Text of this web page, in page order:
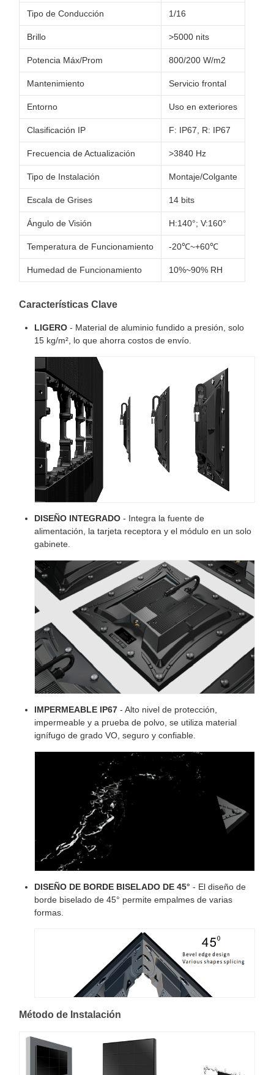
Tipo de Conducción 1/16
Brillo >5000 nits
Potencia Máx/Prom 800/200 W/m2
Mantenimiento Servicio frontal
Entorno Uso en exteriores
Clasificación IP F: IP67, R: IP67
Frecuencia de Actualización >3840 Hz
Tipo de Instalación Montaje/Colgante
Escala de Grises 14 bits
Ángulo de Visión H:140°; V:160°
Temperatura de Funcionamiento -20℃~+60℃
Humedad de Funcionamiento 10%~90% RH
Características Clave
LIGERO - Material de aluminio fundido a presión, solo
15 kg/m², lo que ahorra costos de envío.
DISEÑO INTEGRADO - Integra la fuente de
alimentación, la tarjeta receptora y el módulo en un solo
gabinete.
IMPERMEABLE IP67 - Alto nivel de protección,
impermeable y a prueba de polvo, se utiliza material
ignífugo de grado VO, seguro y confiable.
DISEÑO DE BORDE BISELADO DE 45° - El diseño de
borde biselado de 45° permite empalmes de varias
formas.
Método de Instalación